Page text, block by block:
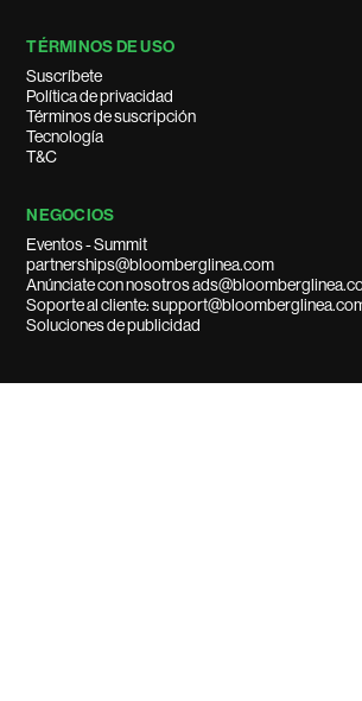
TÉRMINOS DE USO
Suscríbete
Política de privacidad
Términos de suscripción
Tecnología
T&C
NEGOCIOS
Eventos - Summit
partnerships@bloomberglinea.com
Anúnciate con nosotros
Soporte al cliente:
Soluciones de publicidad